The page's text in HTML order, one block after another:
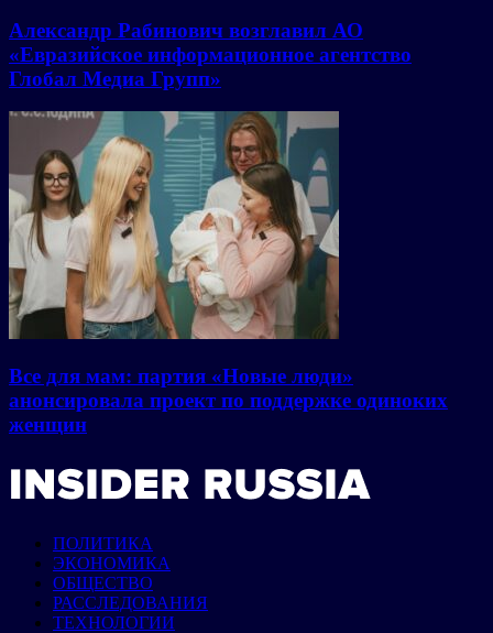
Александр Рабинович возглавил АО
«Евразийское информационное агентство
Глобал Медиа Групп»
Все для мам: партия «Новые люди»
анонсировала проект по поддержке одиноких
женщин
ПОЛИТИКА
ЭКОНОМИКА
ОБЩЕСТВО
РАССЛЕДОВАНИЯ
ТЕХНОЛОГИИ